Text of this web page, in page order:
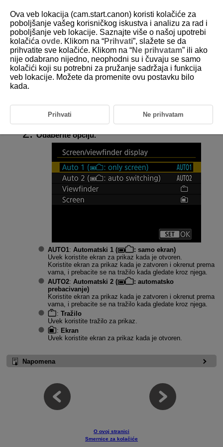
D185-211
Pregled preko ekrana i tražila
Možete odrediti da koristite ekran ili tražilo za prikaz, kako biste izbegli
Screen/viewfinder display
Odaberite opciju.
AUTO1: Automatski 1 (
: samo ekran)
Uvek koristite ekran za prikaz kada je otvoren.
Koristite ekran za prikaz kada je zatvoren i okrenut prema
vama, i prebacite se na tražilo kada gledate kroz njega.
AUTO2: Automatski 2 (
: automatsko
prebacivanje)
Koristite ekran za prikaz kada je zatvoren i okrenut prema
vama, i prebacite se na tražilo kada gledate kroz njega.
:Tražilo
Uvek koristite tražilo za prikaz.
: Ekran
Uvek koristite ekran za prikaz kada je otvoren.
Napomena
O ovoj stranici
Smernice za kolačiće
Ova veb lokacija (cam.start.canon) koristi kolačiće za
poboljšanje vašeg korisničkog iskustva i analizu za rad i
poboljšanje veb lokacije. Saznajte više o našoj upotrebi
kolačića ovde. Klikom na “Prihvati”, slažete se da
prihvatite sve kolačiće. Klikom na “Ne prihvatam” ili ako
nije odabrano nijedno, neophodni su i čuvaju se samo
kolačići koji su potrebni za pružanje sadržaja i funkcija
veb lokacije. Možete da promenite ovu postavku bilo
kada.
Prihvati Ne prihvatam